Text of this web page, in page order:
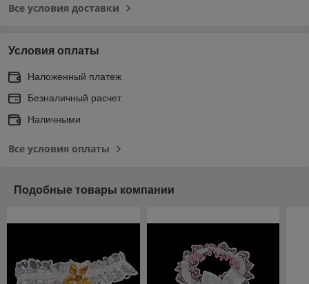
Все условия доставки
Условия оплаты
Наложенный платеж
Безналичный расчет
Наличными
Все условия оплаты
Подобные товары компании